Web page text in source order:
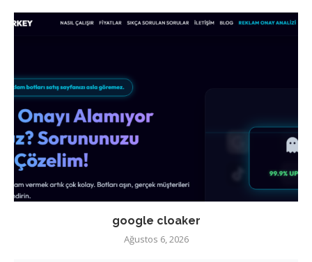
google cloaker
Ağustos 6, 2026